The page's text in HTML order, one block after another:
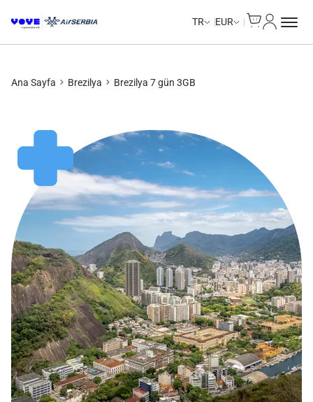
TR EUR
Ana Sayfa Brezilya Brezilya 7 gün 3GB